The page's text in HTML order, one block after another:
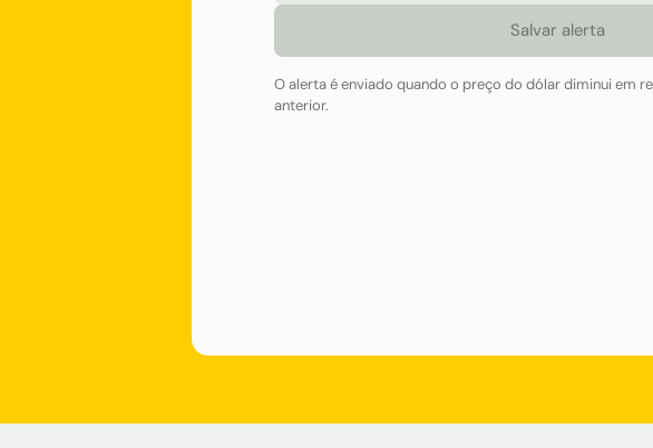
O alerta é enviado quando o preço do dólar diminui em
anterior.